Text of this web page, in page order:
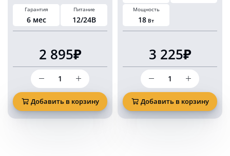
Гарантия
6 мес
Питание
12/24В
2 895₽
Количество
товара
Проблесковый
маяк
140
мм
Добавить в корзину
Мощность
18 Вт
3 225₽
Количество
товара
Синий
маяк
мигалка
на
Добавить в корзину